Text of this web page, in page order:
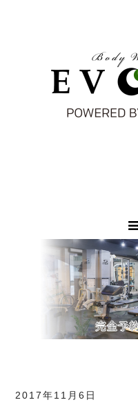
2017年11月6日